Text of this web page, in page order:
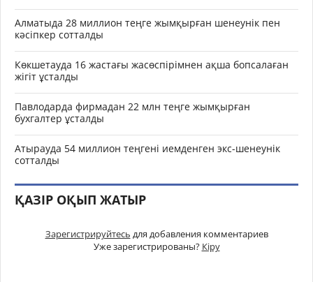
Алматыда 28 миллион теңге жымқырған шенеунік пен
кәсіпкер сотталды
Көкшетауда 16 жастағы жасөспірімнен ақша бопсалаған
жігіт ұсталды
Павлодарда фирмадан 22 млн теңге жымқырған
бухгалтер ұсталды
Атырауда 54 миллион теңгені иемденген экс-шенеунік
сотталды
ҚАЗІР ОҚЫП ЖАТЫР
Зарегистрируйтесь для добавления комментариев
Уже зарегистрированы? Кіру